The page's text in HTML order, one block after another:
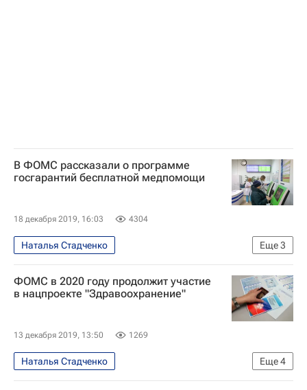
В ФОМС рассказали о программе
госгарантий бесплатной медпомощи
18 декабря 2019, 16:03 4304
Еще3
Наталья Стадченко
Обязательное медицинское страхование
Общество
Федеральный фонд обязательного медицинского страхования РФ
ФОМС в 2020 году продолжит участие
в нацпроекте "Здравоохранение"
13 декабря 2019, 13:50 1269
Еще4
Наталья Стадченко
Обязательное медицинское страхование